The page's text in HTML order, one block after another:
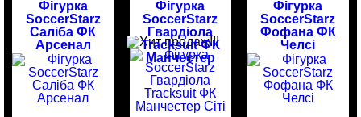
Фігурка
SoccerStarz
Саліба ФК
Арсенал
Фігурка
SoccerStarz
Гвардіола
Tracksuit ФК
Манчестер
Сіті
Фігурка
SoccerStarz
Фофана ФК
Челсі